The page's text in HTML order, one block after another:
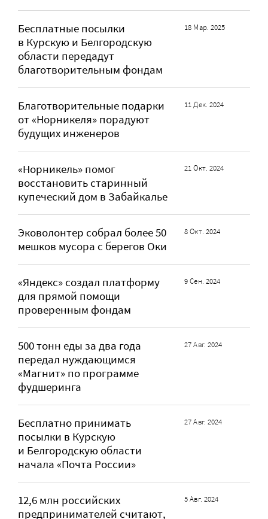
Бесплатные посылки
в Курскую и Белгородскую
области передадут
благотворительным фондам
18 Мар. 2025
Благотворительные подарки
от «Норникеля» порадуют
будущих инженеров
11 Дек. 2024
«Норникель» помог
восстановить старинный
купеческий дом в Забайкалье
21 Окт. 2024
Эковолонтер собрал более 50
мешков мусора с берегов Оки
8 Окт. 2024
«Яндекс» создал платформу
для прямой помощи
проверенным фондам
9 Сен. 2024
500 тонн еды за два года
передал нуждающимся
«Магнит» по программе
фудшеринга
27 Авг. 2024
Бесплатно принимать
посылки в Курскую
и Белгородскую области
начала «Почта России»
27 Авг. 2024
12,6 млн российских
предпринимателей считают,
5 Авг. 2024